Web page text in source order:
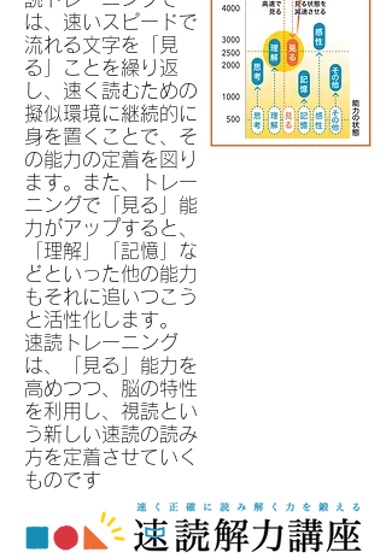
は、速いスピードで
流れる文字を「見
る」ことを繰り返
し、速く読むための
擬似環境に継続的に
身を置くことで、そ
の能力の定着を図り
ます。また、トレー
ニングで「見る」能
力がアップすると、
「理解」「記憶」な
どといった他の能力
もそれに追いつこう
と活性化します。
速読トレーニング
は、「見る」能力を
高めつつ、脳の特性
を利用し、視読とい
う新しい速読の読み
方を定着させていく
ものです